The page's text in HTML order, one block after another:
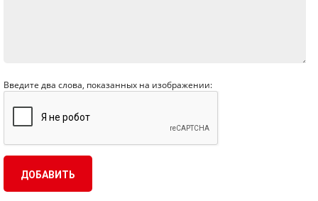
Введите два слова, показанных на изображении: